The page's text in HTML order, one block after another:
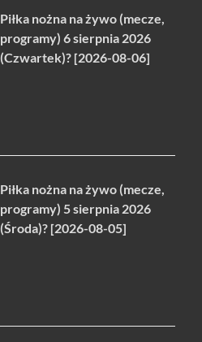
Piłka nożna na żywo (mecze,
programy) 6 sierpnia 2026
(Czwartek)? [2026-08-06]
Piłka nożna na żywo (mecze,
programy) 5 sierpnia 2026
(Środa)? [2026-08-05]